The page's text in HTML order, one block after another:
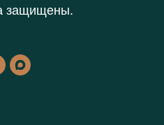
защищены.